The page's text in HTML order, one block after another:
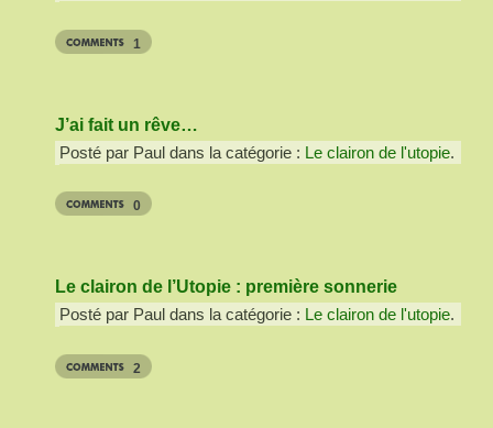
1
J’ai fait un rêve…
Posté par Paul dans la catégorie : Le clairon de l'utopie.
0
Le clairon de l’Utopie : première sonnerie
Posté par Paul dans la catégorie : Le clairon de l'utopie.
2